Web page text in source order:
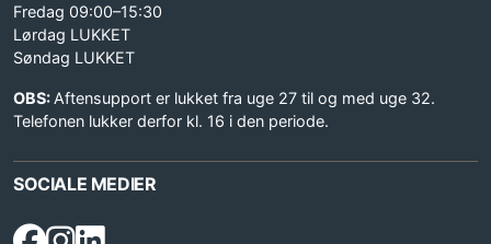
Fredag 09:00–15:30
Lørdag LUKKET
Søndag LUKKET
OBS: Aftensupport er lukket fra uge 27 til og med uge 32.
Telefonen lukker derfor kl. 16 i den periode.
SOCIALE MEDIER